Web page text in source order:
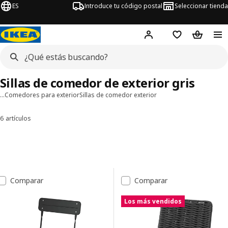
ES Introduce tu código postal Seleccionar tienda
Hej! Inicia sesión
FavoritosBolsa de
…Comedores para exteriorSillas de comedor exterior
Sillas de comedor de exterior gris
Ordenar y filtrar
6 artículos
Lista de resultados
Comparar Comparar
Los más vendidos